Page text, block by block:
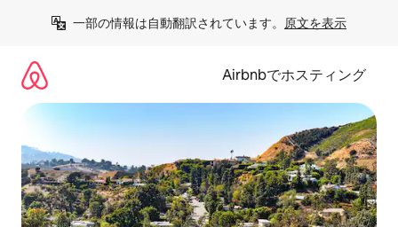
一部の情報は自動翻訳されています。 原文を表示
Airbnbでホスティング